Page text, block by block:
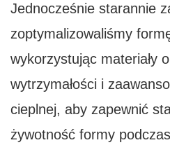
Jednocześnie starannie
zoptymalizowaliśmy
wykorzystując materiały
wytrzymałości i
cieplnej, aby zapewnić
żywotność formy podczas